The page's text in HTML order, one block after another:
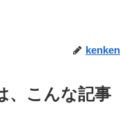
kenken
、こんな記事